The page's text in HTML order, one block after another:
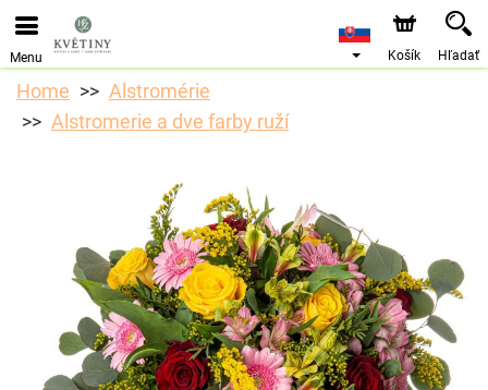
Objednávky prijímame prostredníctvom nášho e-shopu.
Najskorší možný termín doručenia je od 10.8.2026 z
Menu Košík Hľadať
Home
Alstromérie
Alstromerie a dve farby ruží